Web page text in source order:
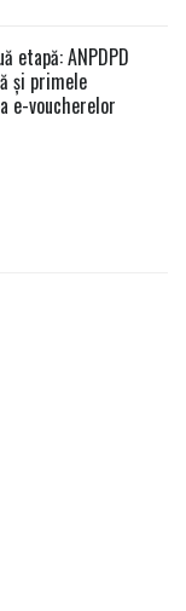
etapă: ANPDPD
și primele
e-voucherelor